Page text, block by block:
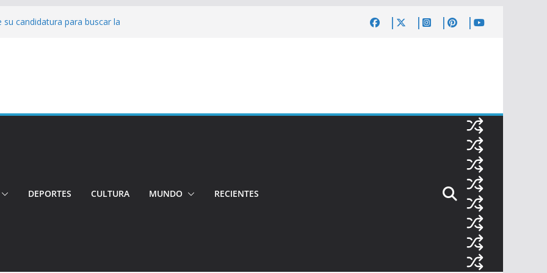
su candidatura para buscar la
Investigan crimen de un hombre en el
e incidentes marcaron la
DEPORTES CULTURA MUNDO RECIENTES